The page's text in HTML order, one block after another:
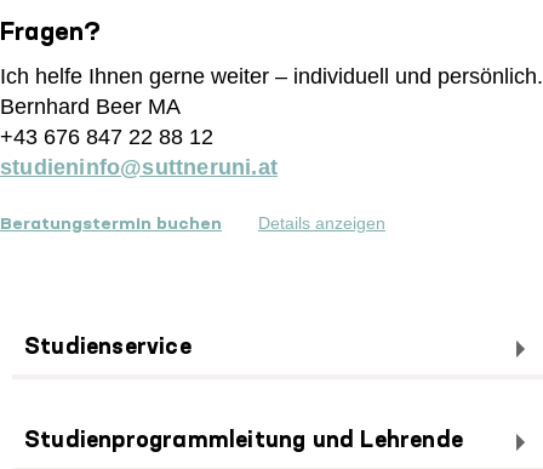
Fragen?
Ich helfe Ihnen gerne weiter – individuell und persönlich.
Bernhard Beer MA
+43 676 847 22 88 12
studieninfo@suttneruni.at
Beratungstermin buchen Details anzeigen
Studienservice
Studienprogrammleitung und Lehrende